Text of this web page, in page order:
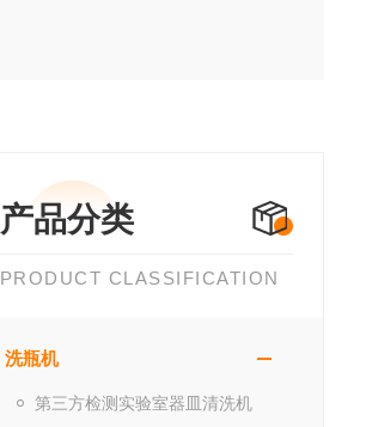
产品分类
PRODUCT CLASSIFICATION
洗瓶机
第三方检测实验室器皿清洗机